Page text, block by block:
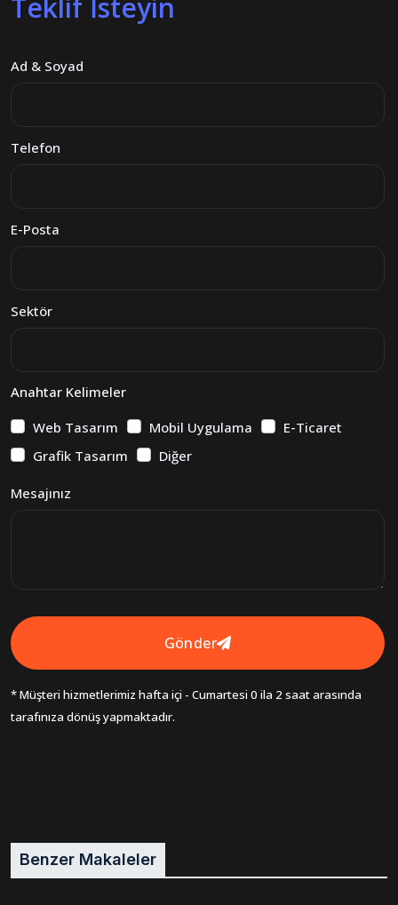
Teklif İsteyin
Ad & Soyad
Telefon
E-Posta
Sektör
Anahtar Kelimeler
Web Tasarım
Mobil Uygulama
E-Ticaret
Grafik Tasarım
Diğer
Mesajınız
Gönder
* Müşteri hizmetlerimiz hafta içi - Cumartesi 0 ila 2 saat arasında
tarafınıza dönüş yapmaktadır.
Benzer Makaleler